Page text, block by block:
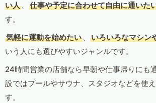
い人 、 仕事や予定に合わせて自由に通いた
す。
気軽に運動を始めたい 、 いろいろなマシン
いう人にも選びやすいジャンルです。
24時間営業の店舗なら早朝や仕事帰りにも
設ではプールやサウナ、スタジオなどを使
す。